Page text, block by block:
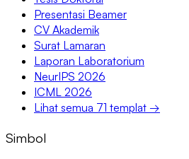
Presentasi Beamer
CV Akademik
Surat Lamaran
Laporan Laboratorium
NeurIPS 2026
ICML 2026
Lihat semua 71 templat →
Simbol